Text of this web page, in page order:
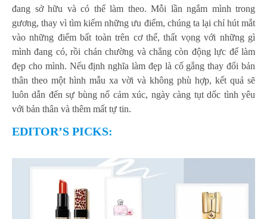
đang sở hữu và có thể làm theo. Mỗi lần ngắm mình trong
gương, thay vì tìm kiếm những ưu điểm, chúng ta lại chỉ hút mắt
vào những điểm bất toàn trên cơ thể, thất vọng với những gì
mình đang có, rồi chán chường và chẳng còn động lực để làm
đẹp cho mình. Nếu định nghĩa làm đẹp là cố gắng thay đổi bản
thân theo một hình mẫu xa vời và không phù hợp, kết quả sẽ
luôn dẫn đến sự bùng nổ cảm xúc, ngày càng tụt dốc tình yêu
với bản thân và thêm mất tự tin.
EDITOR’S PICKS: